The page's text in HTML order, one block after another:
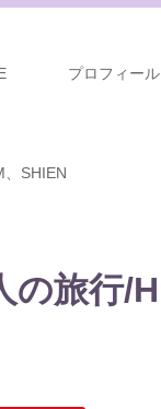
プロフィール
SHIEN
の旅行/H